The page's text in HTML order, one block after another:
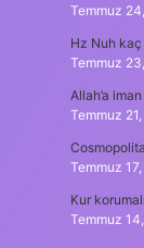
Temmuz
Hz Nuh kaç
Temmuz
Allah’a
Temmuz
Temmuz
Kur
Temmuz